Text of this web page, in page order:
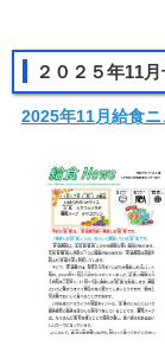
２０２５年11
2025年11月給食ニ